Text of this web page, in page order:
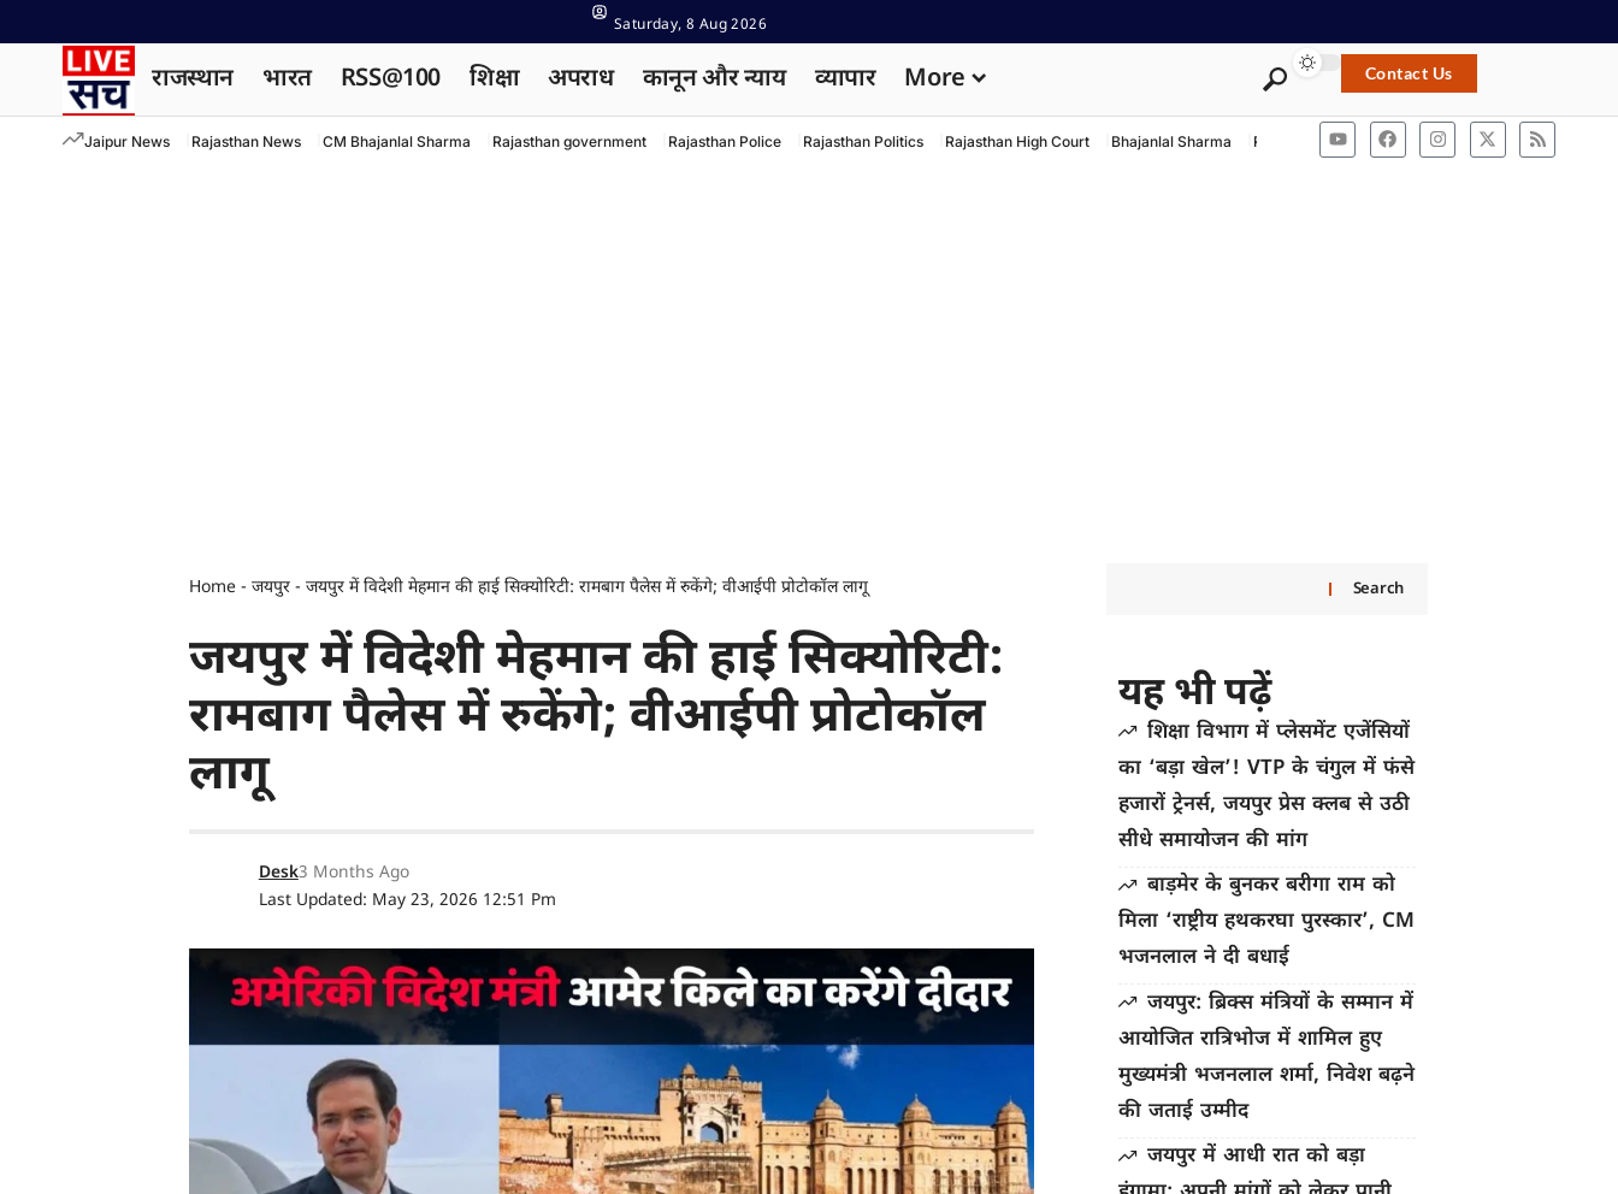
Saturday, 8 Aug 2026
राजस्थान भारत RSS@100 शिक्षा अपराध कानून और न्याय व्यापार More Contact Us
Jaipur News Rajasthan News CM Bhajanlal Sharma Rajasthan government Rajasthan Police Rajasthan Politics Rajasthan High Court Bhajanlal Sharma Rashtriya Swayamsevak Sangh ACB Rajasthan
Home - जयपुर - जयपुर में विदेशी मेहमान की हाई सिक्योरिटी: रामबाग पैलेस में रुकेंगे; वीआईपी प्रोटोकॉल लागू
जयपुर में विदेशी मेहमान की हाई सिक्योरिटी:
रामबाग पैलेस में रुकेंगे; वीआईपी प्रोटोकॉल
लागू
Last Updated: May 23, 2026 12:51 Pm
Desk3 Months Ago
Search
यह भी पढ़ें
शिक्षा विभाग में प्लेसमेंट एजेंसियों
का ‘बड़ा खेल’! VTP के चंगुल में फंसे
हजारों ट्रेनर्स, जयपुर प्रेस क्लब से उठी
सीधे समायोजन की मांग
बाड़मेर के बुनकर बरीगा राम को
मिला ‘राष्ट्रीय हथकरघा पुरस्कार’, CM
भजनलाल ने दी बधाई
जयपुर: ब्रिक्स मंत्रियों के सम्मान में
आयोजित रात्रिभोज में शामिल हुए
मुख्यमंत्री भजनलाल शर्मा, निवेश बढ़ने
की जताई उम्मीद
जयपुर में आधी रात को बड़ा